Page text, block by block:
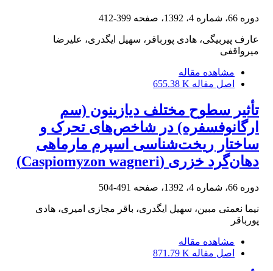
دوره 66، شماره 4، 1392، صفحه 399-412
عارف پیربیگی، هادی پورباقر، سهیل ایگدری، علیرضا
میرواقفی
مشاهده مقاله
اصل مقاله 655.38 K
تأثیر سطوح مختلف دیازینون (سم
ارگانوفسفره) در شاخص‌های تحرک و
ساختار ریخت‌شناسی اسپرم مارماهی
دهان‌گرد خزری (Caspiomyzon wagneri)
دوره 66، شماره 4، 1392، صفحه 491-504
نیما نعمتی مبین، سهیل ایگدری، باقر مجازی امیری، هادی
پورباقر
مشاهده مقاله
اصل مقاله 871.79 K